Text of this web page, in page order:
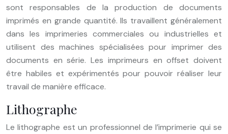
sont responsables de la production de documents
imprimés en grande quantité. Ils travaillent généralement
dans les imprimeries commerciales ou industrielles et
utilisent des machines spécialisées pour imprimer des
documents en série. Les imprimeurs en offset doivent
être habiles et expérimentés pour pouvoir réaliser leur
travail de manière efficace.
Lithographe
Le lithographe est un professionnel de l’imprimerie qui se